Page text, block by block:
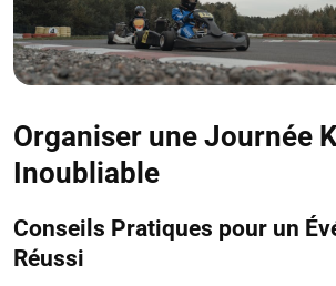
Organiser une Journée
Inoubliable
Conseils Pratiques pour un
Réussi